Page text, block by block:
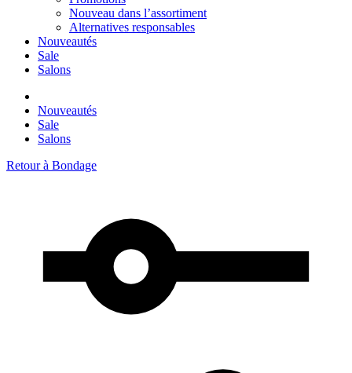
Nouveau dans l’assortiment
Alternatives responsables
Nouveautés
Sale
Salons
Nouveautés
Sale
Salons
Retour à Bondage